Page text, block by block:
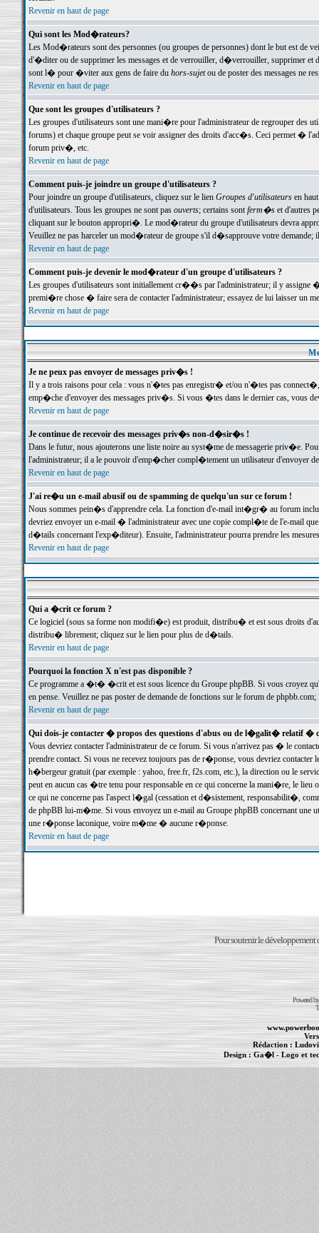
Revenir en haut de page
Qui sont les Mod�rateurs?
Les Mod�rateurs sont des personnes (ou groupes de personnes) dont le but est de
d'�diter ou de supprimer les messages et de verrouiller, d�verrouiller, supprimer
sont l� pour �viter aux gens de faire du hors-sujetou de poster des messages ne
Revenir en haut de page
Que sont les groupes d'utilisateurs ?
Les groupes d'utilisateurs sont une mani�re pour l'administrateur de regrouper des
forums) et chaque groupe peut se voir assigner des droits d'acc�s. Ceci permet
forum priv�, etc.
Revenir en haut de page
Comment puis-je joindre un groupe d'utilisateurs ?
Pour joindre un groupe d'utilisateurs, cliquez sur le lien Groupes d'utilisateursen haut
d'utilisateurs. Tous les groupes ne sont pas ouverts; certains sontferm�set d'autres
cliquant sur le bouton appropri�. Le mod�rateur du groupe d'utilisateurs devra
Veuillez ne pas harceler un mod�rateur de groupe s'il d�sapprouve votre demande;
Revenir en haut de page
Comment puis-je devenir le mod�rateur d'un groupe d'utilisateurs ?
Les groupes d'utilisateurs sont initiallement cr��s par l'administrateur; il y
premi�re chose � faire sera de contacter l'administrateur; essayez de lui laisser un
Revenir en haut de page
Je ne peux pas envoyer de messages priv�s !
Il y a trois raisons pour cela : vous n'�tes pas enregistr� et/ou n'�tes pas
emp�che d'envoyer des messages priv�s. Si vous �tes dans le dernier cas, vous
Revenir en haut de page
Je continue de recevoir des messages priv�s non-d�sir�s !
Dans le futur, nous ajouterons une liste noire au syst�me de messagerie priv�e.
l'administrateur; il a le pouvoir d'emp�cher compl�tement un utilisateur d'envoyer
Revenir en haut de page
J'ai re�u un e-mail abusif ou de spamming de quelqu'un sur ce forum !
Nous sommes pein�s d'apprendre cela. La fonction d'e-mail int�gr� au forum inclut
devriez envoyer un e-mail � l'administrateur avec une copie compl�te de l'e-mail
d�tails concernant l'exp�diteur). Ensuite, l'administrateur pourra prendre les
Revenir en haut de page
Qui a �crit ce forum ?
Ce logiciel (sous sa forme non modifi�e) est produit, distribu� et est sous droits
distribu� librement; cliquez sur le lien pour plus de d�tails.
Revenir en haut de page
Pourquoi la fonction X n'est pas disponible ?
Ce programme a �t� �crit et est sous licence du Groupe phpBB. Si vous croyez
en pense. Veuillez ne pas poster de demande de fonctions sur le forum de
Revenir en haut de page
Qui dois-je contacter � propos des questions d'abus ou de l�galit� relatif �
Vous devriez contacter l'administrateur de ce forum. Si vous n'arrivez pas � le
prendre contact. Si vous ne recevez toujours pas de r�ponse, vous devriez
h�bergeur gratuit (par exemple : yahoo, free.fr, f2s.com, etc.), la direction ou le
peut en aucun cas �tre tenu pour responsable en ce qui concerne la mani�re, le
ce qui ne concerne pas l'aspect l�gal (cessation et d�sistement, responsabilit�,
de phpBB lui-m�me. Si vous envoyez un e-mail au Groupe phpBB concernant une
une r�ponse laconique, voire m�me � aucune r�ponse.
Revenir en haut de page
Pour soutenir le développement
Powered
Rédaction :
Design :Ga�l- Logo et
Informations :